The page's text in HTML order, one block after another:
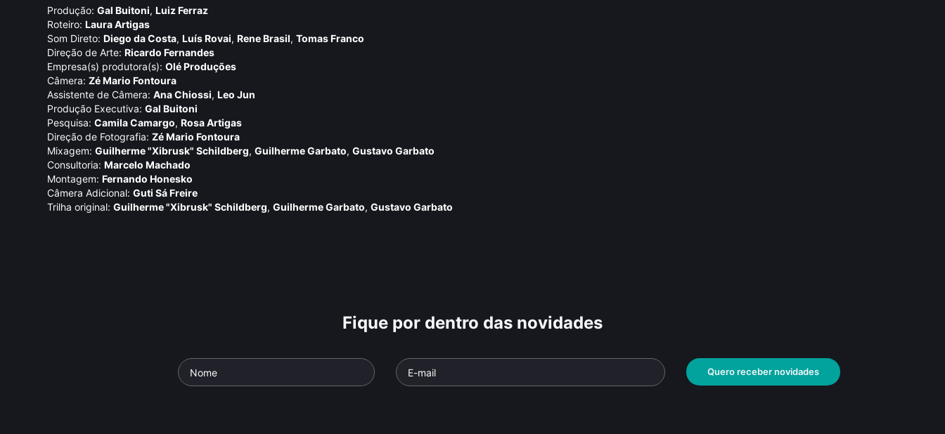
Produção: Gal Buitoni,Luiz Ferraz
Roteiro: Laura Artigas
Som Direto: Diego da Costa,Luí­s Rovai,Rene Brasil,Tomas Franco
Direção de Arte: Ricardo Fernandes
Empresa(s) produtora(s): Olé Produções
Câmera: Zé Mario Fontoura
Assistente de Câmera: Ana Chiossi,Leo Jun
Produção Executiva: Gal Buitoni
Pesquisa: Camila Camargo,Rosa Artigas
Direção de Fotografia: Zé Mario Fontoura
Mixagem: Guilherme "Xibrusk" Schildberg,Guilherme Garbato,Gustavo Garbato
Consultoria: Marcelo Machado
Montagem: Fernando Honesko
Câmera Adicional: Guti Sá Freire
Trilha original: Guilherme "Xibrusk" Schildberg,Guilherme Garbato,Gustavo Garbato
Fique por dentro das novidades
Quero receber novidades